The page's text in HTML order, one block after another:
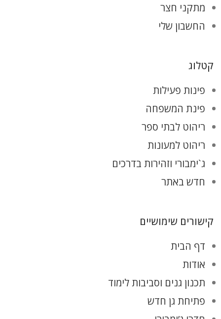
מתקני חצר
החשבון שלי
קטלוג
פינות פעילות
פינת המשפחה
ריהוט לבתי ספר
ריהוט למעונות
ג`ימבורי וזהירות בדרכים
חדש באתר
קישורים שימושיים
דף הבית
אודות
תכנון גנים וסביבות לימוד
פתיחת גן חדש